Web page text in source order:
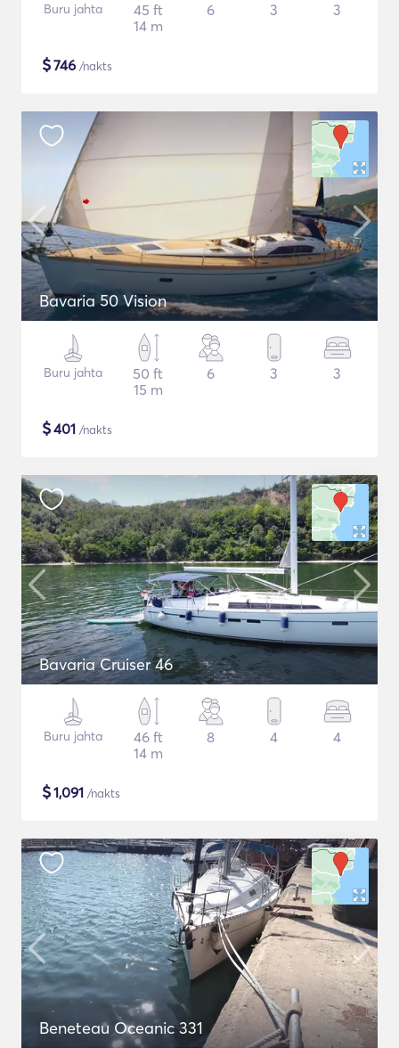
Buru jahta
45 ft
14 m
6 3 3
$746 /nakts
Bavaria 50 Vision
Buru jahta
50 ft
15 m
6 3 3
$401 /nakts
Bavaria Cruiser 46
Buru jahta
46 ft
14 m
8 4 4
$1,091 /nakts
Beneteau Oceanic 331